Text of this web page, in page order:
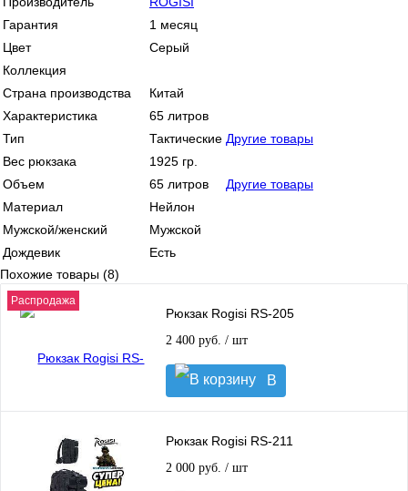
Гарантия
1 месяц
Цвет
Серый
Коллекция
Страна производства
Китай
Характеристика
65 литров
Тип
Тактические Другие товары
Вес рюкзака
1925 гр.
Объем
65 литров
Другие товары
Материал
Нейлон
Мужской/женский
Мужской
Дождевик
Есть
Похожие товары (8)
Распродажа
Рюкзак Rogisi RS-205
2 400 руб. / шт
В
корзину
Рюкзак Rogisi RS-211
2 000 руб. / шт